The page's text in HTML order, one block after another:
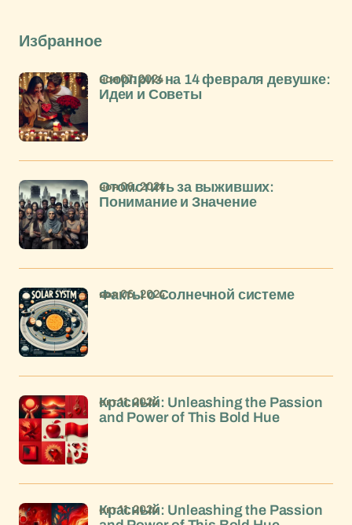
Избранное
Сюрприз на 14 февраля девушке:
Идеи и Советы
ноя 07, 2024
Отомстить за выживших:
Понимание и Значение
ноя 06, 2024
Факты о Солнечной системе
ноя 06, 2024
Красный: Unleashing the Passion
and Power of This Bold Hue
окт 11, 2024
Красный: Unleashing the Passion
окт 11, 2024